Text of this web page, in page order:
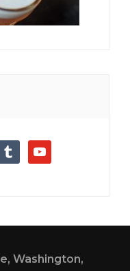
tumblryoutube
Washington,